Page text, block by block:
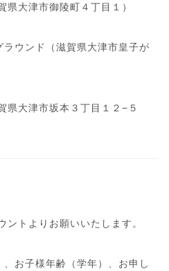
県大津市御陵町４丁目１）
ウンド（滋賀県大津市皇子が
県大津市坂本３丁目１２−５
トよりお願いいたします。
お子様年齢（学年）、お申し